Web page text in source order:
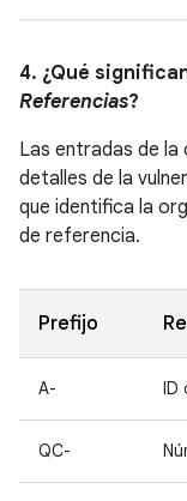
4. ¿Qué
Referencias?
Las entradas de la
detalles de la
que identifica la
de referencia.
Prefijo
A- ID
QC-